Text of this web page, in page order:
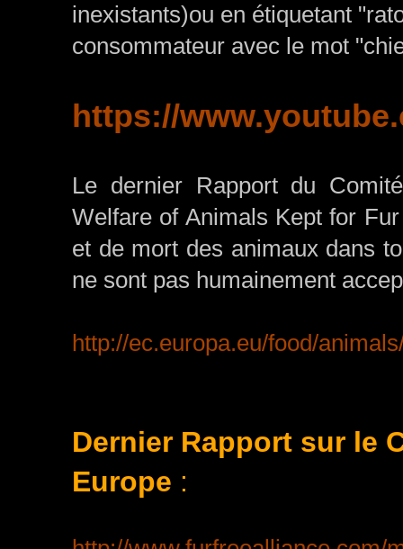
inexistants)ou en étiquetant
consommateur avec le mot
https://
Le dernier Rapport du
Welfare of Animals Kept for
et de mort des animaux dans
ne sont pas humainement
http://ec.europa.eu/food/
Dernier Rapport sur le
Europe :